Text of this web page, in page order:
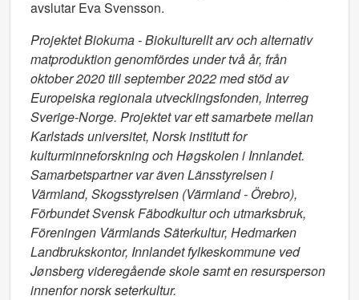
avslutar Eva Svensson.
Projektet Biokuma - Biokulturellt arv och alternativ
matproduktion genomfördes under två år, från
oktober 2020 till september 2022 med stöd av
Europeiska regionala utvecklingsfonden, Interreg
Sverige-Norge. Projektet var ett samarbete mellan
Karlstads universitet, Norsk institutt for
kulturminneforskning och Høgskolen i Innlandet.
Samarbetspartner var även Länsstyrelsen i
Värmland, Skogsstyrelsen (Värmland - Örebro),
Förbundet Svensk Fäbodkultur och utmarksbruk,
Föreningen Värmlands Säterkultur, Hedmarken
Landbrukskontor, Innlandet fylkeskommune ved
Jønsberg videregående skole samt en resursperson
innenfor norsk seterkultur.